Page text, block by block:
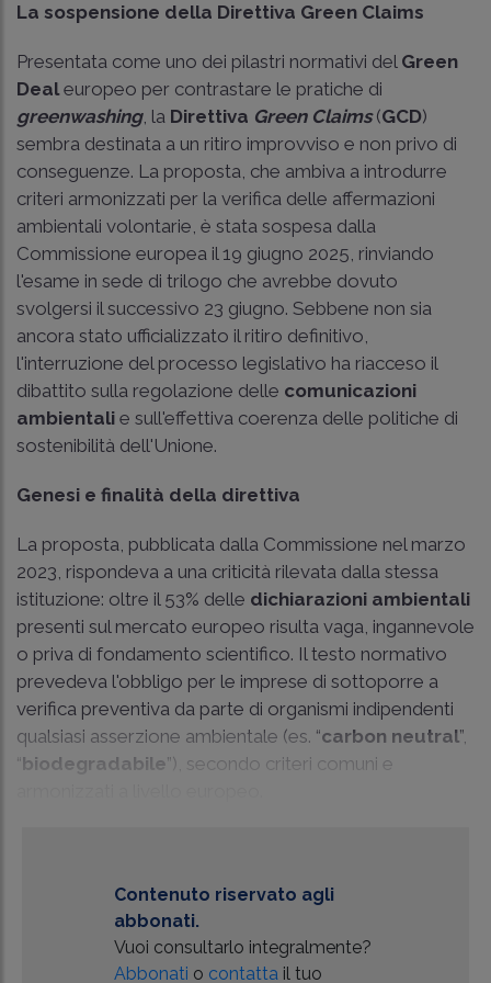
La sospensione della Direttiva Green Claims
Presentata come uno dei pilastri normativi del Green
Dealeuropeo per contrastare le pratiche di
greenwashing, la Direttiva Green Claims(GCD)
sembra destinata a un ritiro improvviso e non privo di
conseguenze. La proposta, che ambiva a introdurre
criteri armonizzati per la verifica delle affermazioni
ambientali volontarie, è stata sospesa dalla
Commissione europea il 19 giugno 2025, rinviando
l'esame in sede di trilogo che avrebbe dovuto
svolgersi il successivo 23 giugno. Sebbene non sia
ancora stato ufficializzato il ritiro definitivo,
l'interruzione del processo legislativo ha riacceso il
dibattito sulla regolazione delle comunicazioni
ambientali e sull'effettiva coerenza delle politiche di
sostenibilità dell'Unione.
Genesi e finalità della direttiva
La proposta, pubblicata dalla Commissione nel marzo
2023, rispondeva a una criticità rilevata dalla stessa
istituzione: oltre il 53% delle dichiarazioni ambientali
presenti sul mercato europeo risulta vaga, ingannevole
o priva di fondamento scientifico. Il testo normativo
prevedeva l'obbligo per le imprese di sottoporre a
verifica preventiva da parte di organismi indipendenti
qualsiasi asserzione ambientale (es. “carbon neutral”,
“biodegradabile”), secondo criteri comuni e
Contenuto riservato agli
abbonati.
Vuoi consultarlo integralmente?
Abbonati o contattail tuo